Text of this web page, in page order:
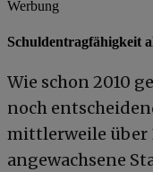
Werbung
Schuldentragfähigkeit
Wie schon 2010
noch
mittlerweile über
angewachsene